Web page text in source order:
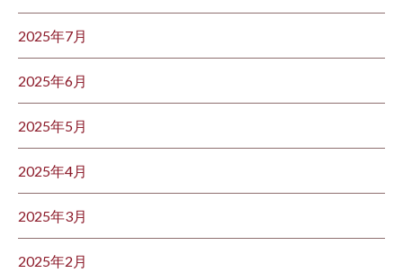
2025年7月
2025年6月
2025年5月
2025年4月
2025年3月
2025年2月